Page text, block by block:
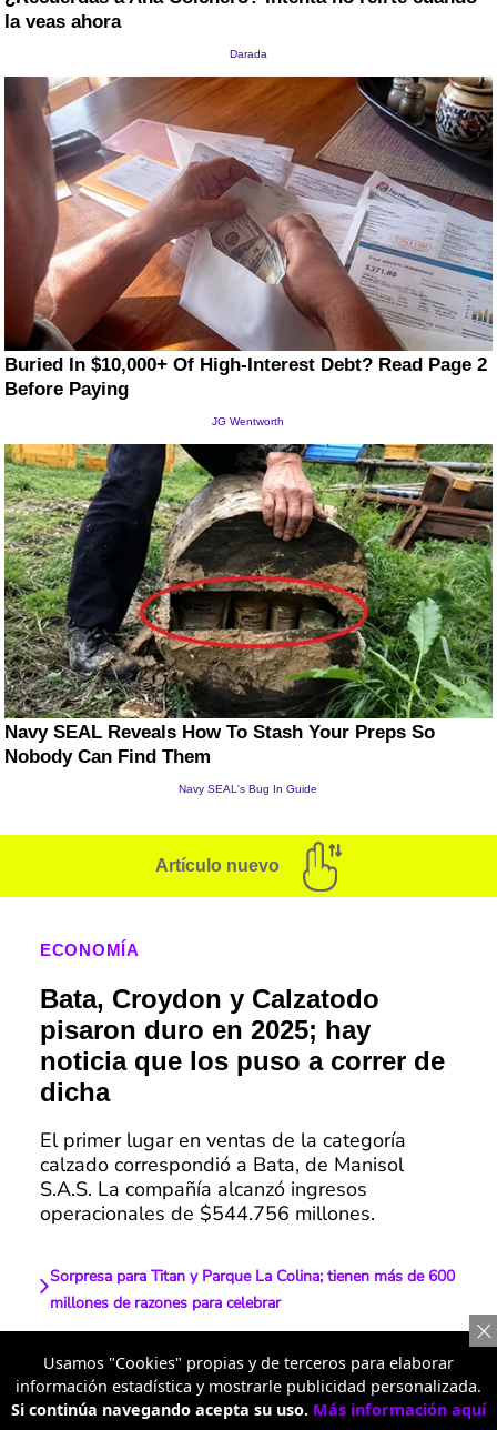
Artículo nuevo
ECONOMÍA
Bata, Croydon y Calzatodo
pisaron duro en 2025; hay
noticia que los puso a correr de
dicha
El primer lugar en ventas de la categoría
calzado correspondió a Bata, de Manisol
S.A.S. La compañía alcanzó ingresos
operacionales de $544.756 millones.
Sorpresa para Titan y Parque La Colina; tienen más de 600
millones de razones para celebrar
Valledupar durante el Joven Emprende Fest 2024
Tesla sorprende, supera a las marcas tradicionales y ya
Usamos "Cookies" propias y de terceros para elaborar
información estadística y mostrarle publicidad personalizada.
Si continúa navegando acepta su uso. Más información aquí